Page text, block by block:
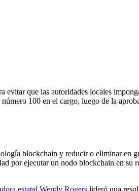
que las autoridades locales
100 en el cargo, luego de la
blockchain y reducir o eliminar en
por ejecutar un nodo blockchain en su